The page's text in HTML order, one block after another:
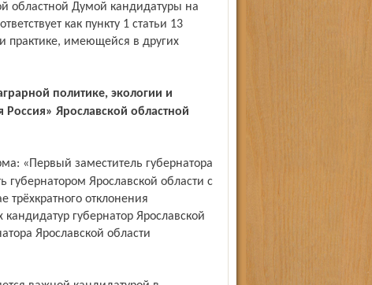
областной Думой кандидатуры на
как пункту 1 статьи 13
практике, имеющейся в других
Ярославской областной
губернатором Ярославской области с
трёхкратного отклонения
губернатор Ярославской
Ярославской области